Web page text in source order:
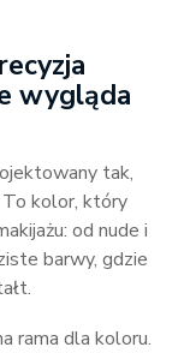
wygląda
tak,
kolor, który
od nude i
barwy, gdzie
rama dla koloru.